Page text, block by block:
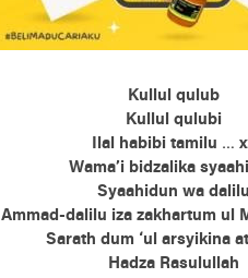
Kullul qulub
Kullul qulubi
Ilal habibi tamilu …
Wama’i bidzalika
Syaahidun wa dalilu
Ammad-dalilu iza zakhartum ul
Sarath dum ‘ul arsyikina
Hadza Rasulullah